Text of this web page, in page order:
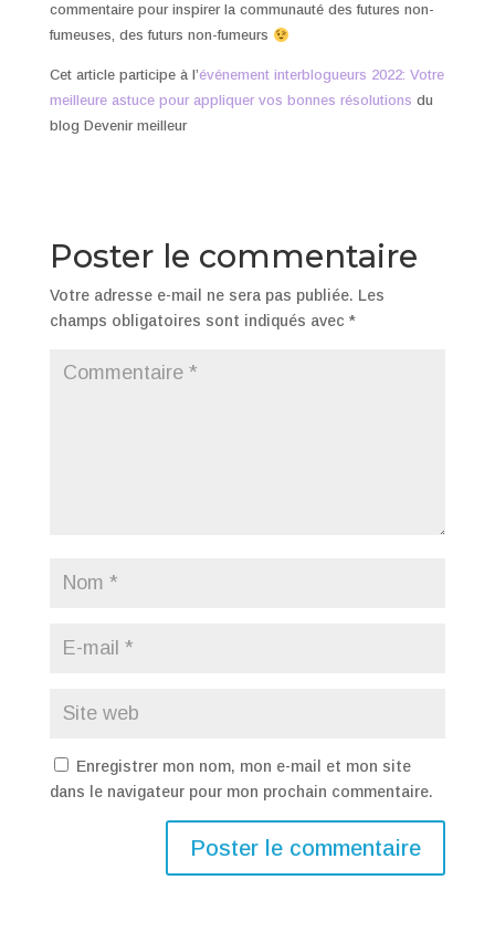
commentaire pour inspirer la communauté des futures non-
fumeuses, des futurs non-fumeurs
Cet article participe à l’événement interblogueurs 2022: Votre
meilleure astuce pour appliquer vos bonnes résolutions du
blog Devenir meilleur
Poster le commentaire
Votre adresse e-mail ne sera pas publiée. Les
champs obligatoires sont indiqués avec *
Enregistrer mon nom, mon e-mail et mon site
dans le navigateur pour mon prochain commentaire.